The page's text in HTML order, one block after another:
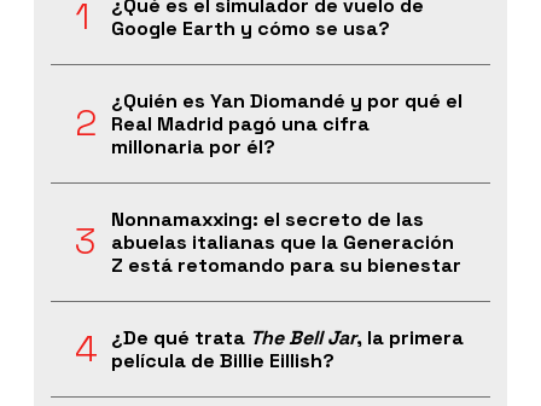
Google Earth y cómo se usa?
¿Quién es Yan Diomandé y por qué el
Real Madrid pagó una cifra
millonaria por él?
Nonnamaxxing: el secreto de las
abuelas italianas que la Generación
Z está retomando para su bienestar
¿De qué trata The Bell Jar, la primera
película de Billie Eillish?